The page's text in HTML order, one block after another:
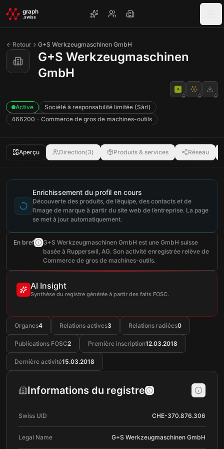
Skip to main content
graph
.swiss
Retour G+S Werkzeugmaschinen GmbH
G+S Werkzeugmaschinen
GmbH
Active
Société à responsabilité limitée (Sàrl)
466200 - Commerce de gros de machines-outils
Aperçu Direction(3) Produits & services Réseau
Enrichissement du profil en cours
Découverte des produits, de l’équipe, des contacts et de
l’image de marque à partir du site web de l’entreprise. La page
se met à jour automatiquement.
En bref
G+S Werkzeugmaschinen GmbH est une GmbH suisse
basée à Rupperswil, AG. Son activité enregistrée relève de
Commerce de gros de machines-outils.
AI Insight
Synthèse du registre générée à partir des faits FOSC.
Organes4 Relations actives3 Relations radiées0
Publications FOSC2 Première inscription12.03.2018
Dernière activité15.03.2018
Informations du registre
Swiss UID CHE-370.876.306
Legal Name G+S Werkzeugmaschinen GmbH